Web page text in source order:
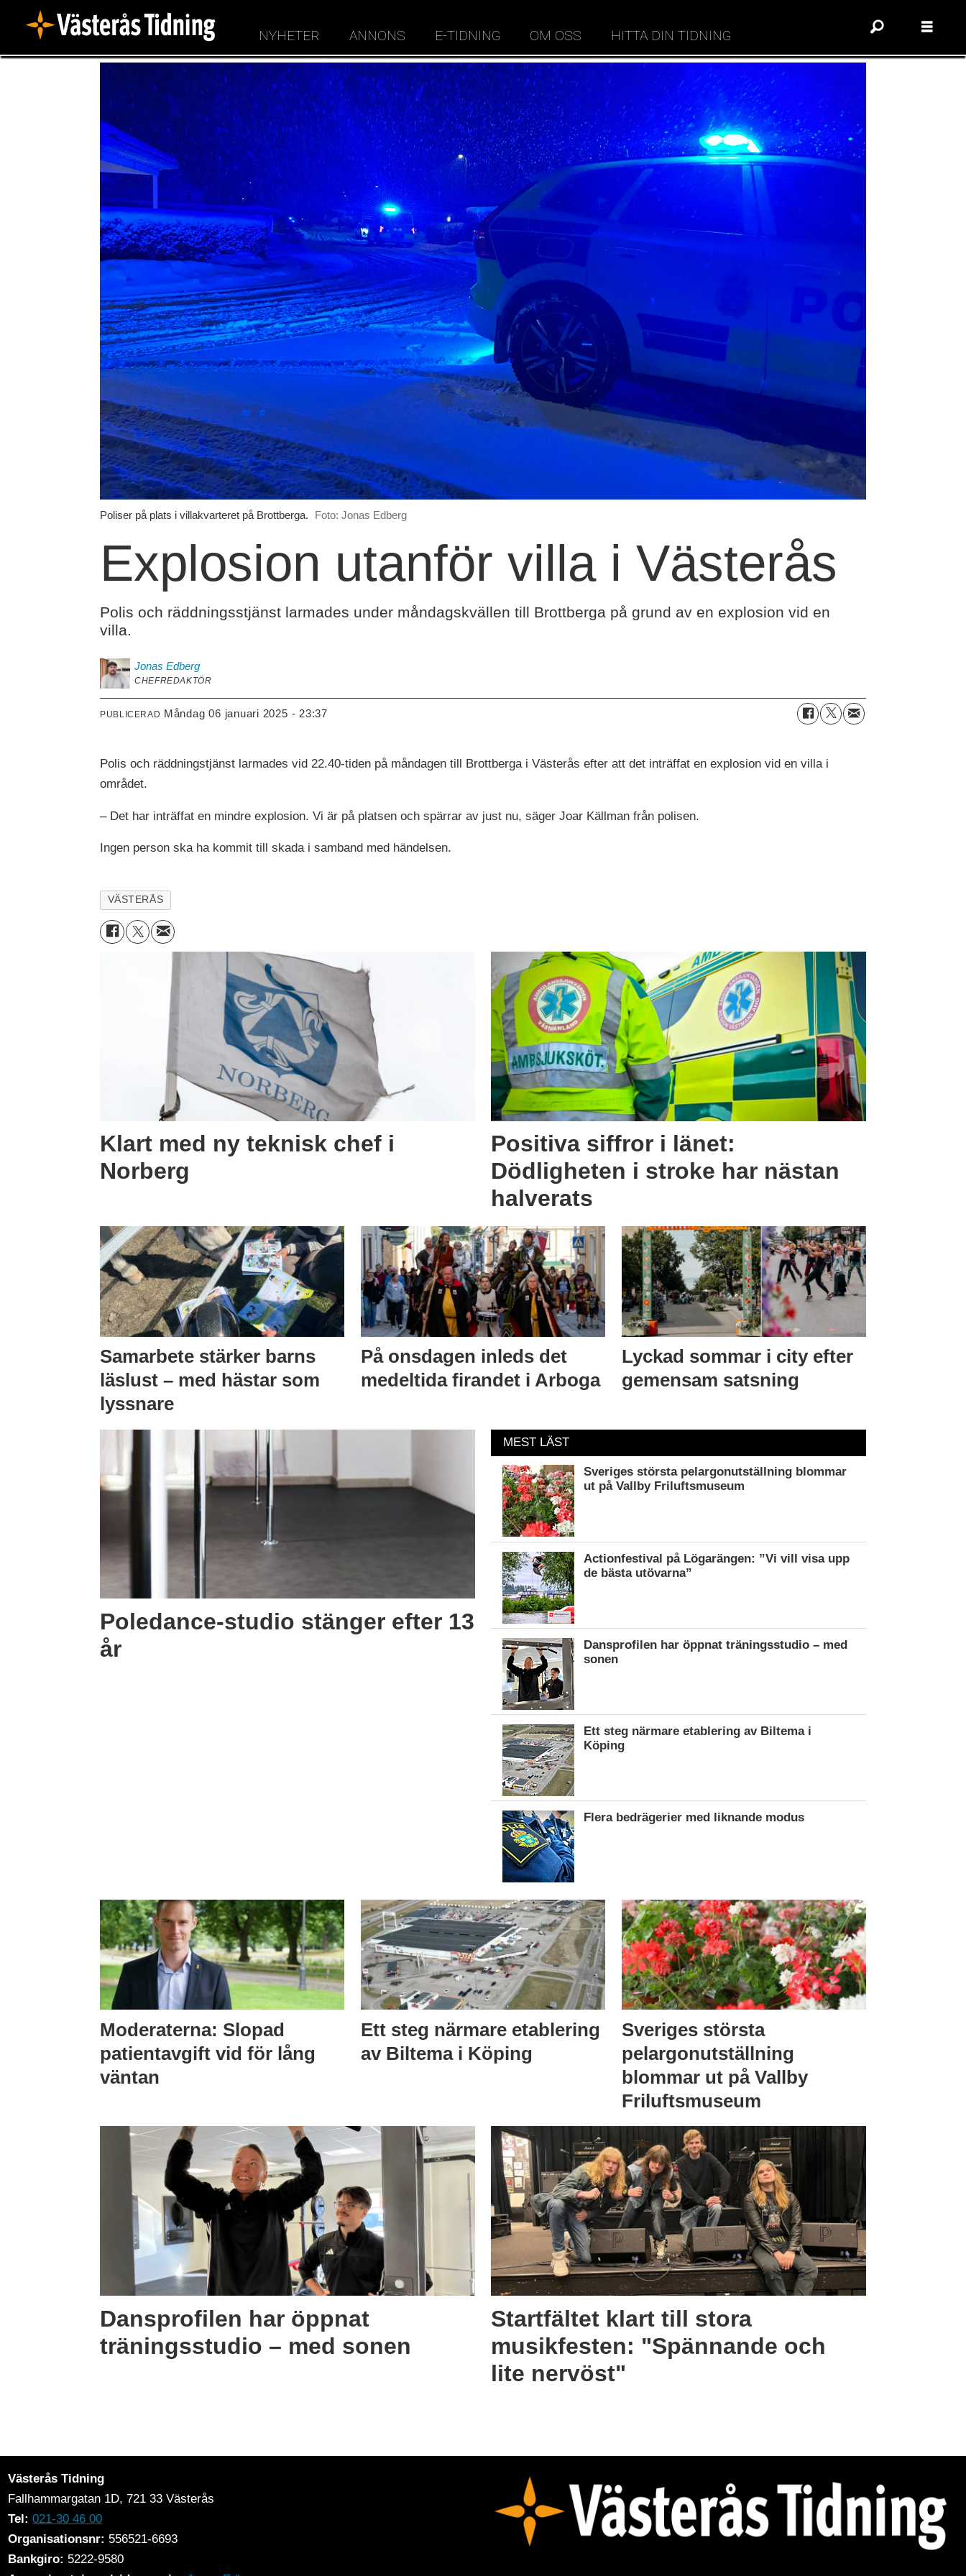
NYHETER ANNONS E-TIDNING OM OSS HITTA DIN TIDNING
Poliser på plats i villakvarteret på Brottberga. Foto: Jonas Edberg
Explosion utanför villa i Västerås
Polis och räddningsstjänst larmades under måndagskvällen till Brottberga på grund av en explosion vid en
villa.
Jonas Edberg
CHEFREDAKTÖR
PUBLICERAD måndag 06 januari 2025 - 23:37
Polis och räddningstjänst larmades vid 22.40-tiden på måndagen till Brottberga i Västerås efter att det inträffat en explosion vid en villa i
området.
– Det har inträffat en mindre explosion. Vi är på platsen och spärrar av just nu, säger Joar Källman från polisen.
Ingen person ska ha kommit till skada i samband med händelsen.
VÄSTERÅS
Klart med ny teknisk chef i
Norberg
Positiva siffror i länet:
Dödligheten i stroke har nästan
halverats
Samarbete stärker barns
läslust – med hästar som
lyssnare
På onsdagen inleds det
medeltida firandet i Arboga
Lyckad sommar i city efter
gemensam satsning
Poledance-studio stänger efter 13
år
MEST LÄST
Sveriges största pelargonutställning blommar
ut på Vallby Friluftsmuseum
Actionfestival på Lögarängen: ”Vi vill visa upp
de bästa utövarna”
Dansprofilen har öppnat träningsstudio – med
sonen
Ett steg närmare etablering av Biltema i
Köping
Flera bedrägerier med liknande modus
Moderaterna: Slopad
patientavgift vid för lång
väntan
Ett steg närmare etablering
av Biltema i Köping
Sveriges största
pelargonutställning
blommar ut på Vallby
Friluftsmuseum
Dansprofilen har öppnat
träningsstudio – med sonen
Startfältet klart till stora
musikfesten: "Spännande och
lite nervöst"
Västerås Tidning
Fallhammargatan 1D, 721 33 Västerås
Tel: 021-30 46 00
Organisationsnr: 556521-6693
Bankgiro: 5222-9580